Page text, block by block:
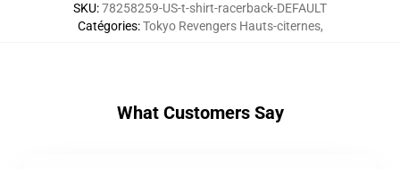
SKU:78258259-US-t-shirt-racerback-DEFAULT
Catégories:Tokyo Revengers Hauts-citernes,
What Customers Say